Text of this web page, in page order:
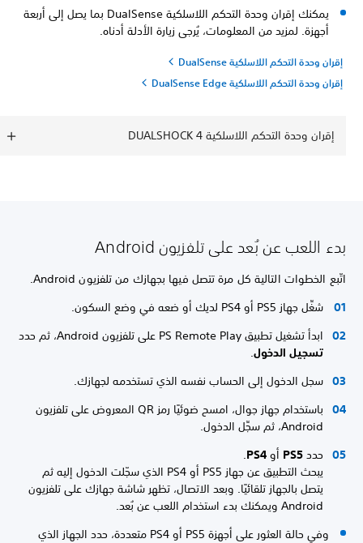
يمكنك إقران وحدة التحكم اللاسلكية DualSense بما يصل إلى أربعة
أجهزة. لمزيد من المعلومات، يُرجى زيارة الأدلة أدناه.
إقران وحدة التحكم اللاسلكية DualSense
إقران وحدة التحكم اللاسلكية DualSense Edge
إقران وحدة التحكم اللاسلكية DUALSHOCK 4
بدء اللعب عن بُعد على تلفزيون Android
اتّبع الخطوات التالية كل مرة تتصل فيها بجهازك من تلفزيون Android.
شغِّل جهاز PS5 أو PS4 لديك أو ضعه في وضع السكون.
ابدأ تشغيل تطبيق PS Remote Play على تلفزيون Android، ثم حدد
تسجيل الدخول.
سجل الدخول إلى الحساب نفسه الذي تستخدمه لجهازك.
باستخدام جهاز جوال، امسح ضوئيًا رمز QR المعروض على تلفزيون
Android، ثم سجِّل الدخول.
حددPS5 أوPS4
.
يبحث التطبيق عن جهاز PS5 أو PS4 الذي سجّلت الدخول إليه ثم
يتصل بالجهاز تلقائيًا. وبعد الاتصال، تظهر شاشة جهازك على تلفزيون
Android ويمكنك بدء استخدام اللعب عن بُعد.
وفي حالة العثور على أجهزة PS5 أو PS4 متعددة، حدد الجهاز الذي